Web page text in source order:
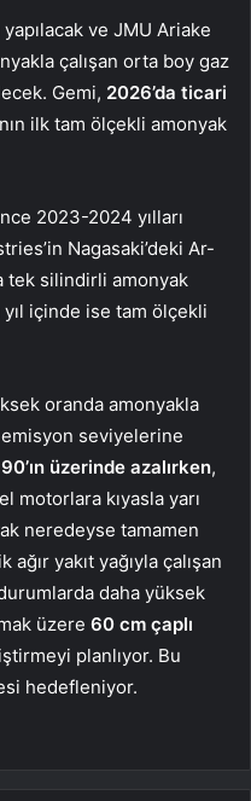
yapılacak ve JMU Ariake
çalışan orta boy gaz
Gemi, 2026’da ticari
ilk tam ölçekli amonyak
2023-2024 yılları
Nagasaki’deki Ar-
tek silindirli amonyak
içinde ise tam ölçekli
oranda amonyakla
emisyon seviyelerine
üzerinde azalırken,
motorlara kıyasla yarı
neredeyse tamamen
yakıt yağıyla çalışan
daha yüksek
üzere 60 cm çaplı
planlıyor. Bu
hedefleniyor.